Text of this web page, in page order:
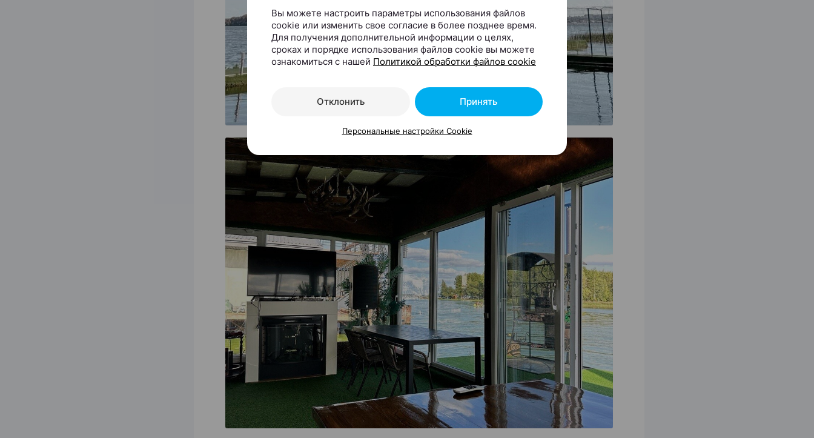
Вы можете настроить параметры использования файлов
cookie или изменить свое согласие в более позднее время.
Для получения дополнительной информации о целях,
сроках и порядке использования файлов cookie вы можете
ознакомиться с нашей Политикой обработки файлов cookie
Отклонить Принять
Персональные настройки Cookie